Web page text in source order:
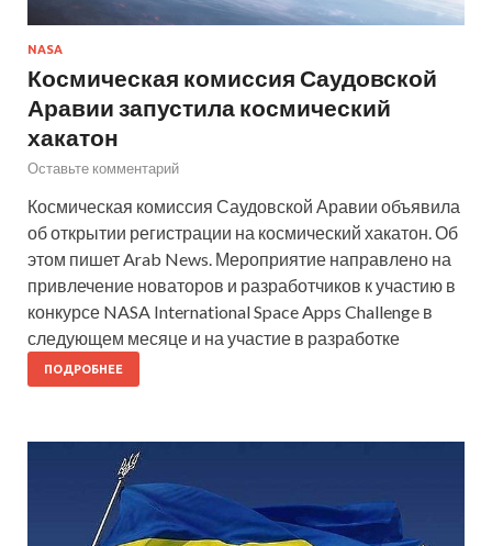
NASA
Космическая комиссия Саудовской
Аравии запустила космический
хакатон
Оставьте комментарий
Космическая комиссия Саудовской Аравии объявила
об открытии регистрации на космический хакатон. Об
этом пишет Arab News. Мероприятие направлено на
привлечение новаторов и разработчиков к участию в
конкурсе NASA International Space Apps Challenge в
следующем месяце и на участие в разработке
ПОДРОБНЕЕ